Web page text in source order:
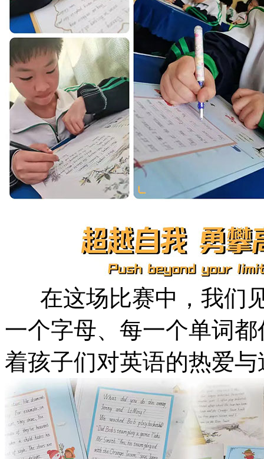
在这场比赛中，我们
一个字母、每一个单词
着孩子们对英语的热爱与